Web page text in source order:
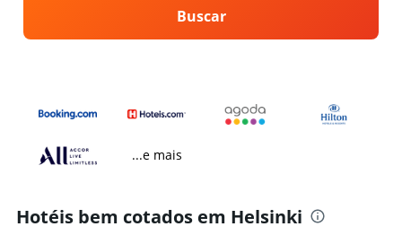
Buscar
...e mais
Hotéis bem cotados em Helsinki